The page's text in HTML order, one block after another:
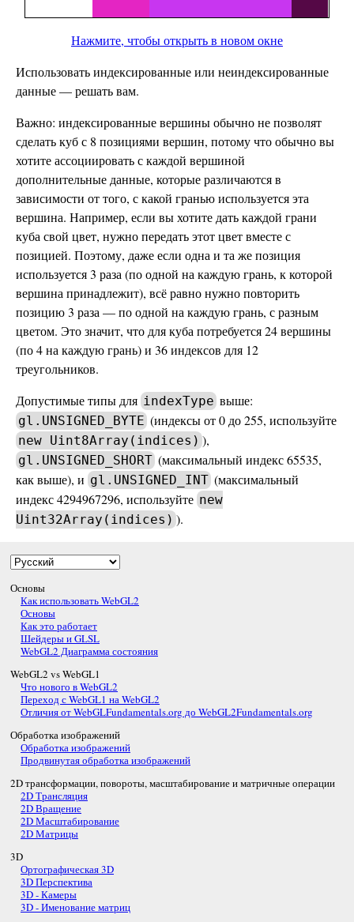
Нажмите, чтобы открыть в новом окне
Использовать индексированные или неиндексированные
данные — решать вам.
Важно: индексированные вершины обычно не позволят
сделать куб с 8 позициями вершин, потому что обычно вы
хотите ассоциировать с каждой вершиной
дополнительные данные, которые различаются в
зависимости от того, с какой гранью используется эта
вершина. Например, если вы хотите дать каждой грани
куба свой цвет, нужно передать этот цвет вместе с
позицией. Поэтому, даже если одна и та же позиция
используется 3 раза (по одной на каждую грань, к которой
вершина принадлежит), всё равно нужно повторить
позицию 3 раза — по одной на каждую грань, с разным
цветом. Это значит, что для куба потребуется 24 вершины
(по 4 на каждую грань) и 36 индексов для 12
треугольников.
Допустимые типы для indexType выше:
gl.UNSIGNED_BYTE (индексы от 0 до 255, используйте
new Uint8Array(indices) ),
gl.UNSIGNED_SHORT (максимальный индекс 65535,
как выше), и gl.UNSIGNED_INT (максимальный
индекс 4294967296, используйте new
Uint32Array(indices) ).
Основы
Как использовать WebGL2
Основы
Как это работает
Шейдеры и GLSL
WebGL2 Диаграмма состояния
WebGL2 vs WebGL1
Что нового в WebGL2
Переход с WebGL1 на WebGL2
Отличия от WebGLFundamentals.org до WebGL2Fundamentals.org
Обработка изображений
Обработка изображений
Продвинутая обработка изображений
2D трансформации, повороты, масштабирование и матричные операции
2D Трансляция
2D Вращение
2D Масштабирование
2D Матрицы
3D
Ортографическая 3D
3D Перспектива
3D - Камеры
3D - Именование матриц